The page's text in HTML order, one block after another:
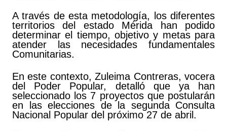
A través de esta metodología, los diferentes
territorios del estado Mérida han podido
determinar el tiempo, objetivo y metas para
atender las necesidades fundamentales
Comunitarias.
En este contexto, Zuleima Contreras, vocera
del Poder Popular, detalló que ya han
seleccionado los 7 proyectos que postularán
en las elecciones de la segunda Consulta
Nacional Popular del próximo 27 de abril.